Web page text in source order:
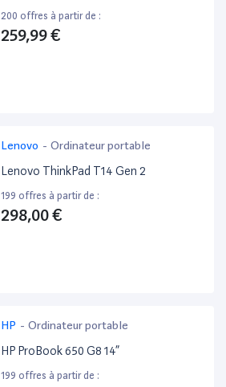
200 offres à partir de :
259,99 €
Lenovo - Ordinateur portable
Lenovo ThinkPad T14 Gen 2
199 offres à partir de :
298,00 €
HP - Ordinateur portable
HP ProBook 650 G8 14”
199 offres à partir de :